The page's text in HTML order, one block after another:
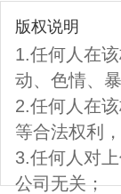
版权说明
1.任何人在
动、色情、
2.任何人在
等合法权利
3.任何人对
公司无关；